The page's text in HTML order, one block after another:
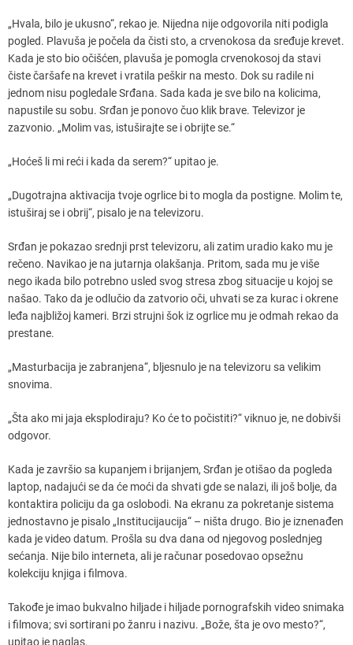
„Hvala, bilo je ukusno“, rekao je. Nijedna nije odgovorila niti podigla
pogled. Plavuša je počela da čisti sto, a crvenokosa da sređuje krevet.
Kada je sto bio očišćen, plavuša je pomogla crvenokosoj da stavi
čiste čaršafe na krevet i vratila peškir na mesto. Dok su radile ni
jednom nisu pogledale Srđana. Sada kada je sve bilo na kolicima,
napustile su sobu. Srđan je ponovo čuo klik brave. Televizor je
zazvonio. „Molim vas, istuširajte se i obrijte se.“
„Hoćeš li mi reći i kada da serem?“ upitao je.
„Dugotrajna aktivacija tvoje ogrlice bi to mogla da postigne. Molim te,
istuširaj se i obrij“, pisalo je na televizoru.
Srđan je pokazao srednji prst televizoru, ali zatim uradio kako mu je
rečeno. Navikao je na jutarnja olakšanja. Pritom, sada mu je više
nego ikada bilo potrebno usled svog stresa zbog situacije u kojoj se
našao. Tako da je odlučio da zatvorio oči, uhvati se za kurac i okrene
leđa najbližoj kameri. Brzi strujni šok iz ogrlice mu je odmah rekao da
prestane.
„Masturbacija je zabranjena“, bljesnulo je na televizoru sa velikim
snovima.
„Šta ako mi jaja eksplodiraju? Ko će to počistiti?“ viknuo je, ne dobivši
odgovor.
Kada je završio sa kupanjem i brijanjem, Srđan je otišao da pogleda
laptop, nadajući se da će moći da shvati gde se nalazi, ili još bolje, da
kontaktira policiju da ga oslobodi. Na ekranu za pokretanje sistema
jednostavno je pisalo „Institucijaucija“ – ništa drugo. Bio je iznenađen
kada je video datum. Prošla su dva dana od njegovog poslednjeg
sećanja. Nije bilo interneta, ali je računar posedovao opsežnu
kolekciju knjiga i filmova.
Takođe je imao bukvalno hiljade i hiljade pornografskih video snimaka
i filmova; svi sortirani po žanru i nazivu. „Bože, šta je ovo mesto?“,
upitao je naglas.